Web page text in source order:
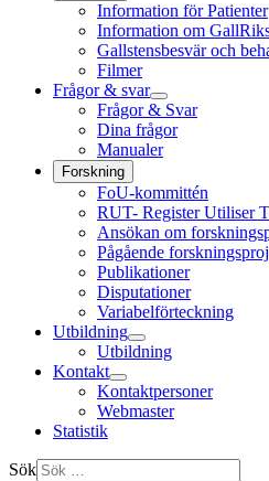
Information för Patienter
Information om
Gallstensbesvär och
Filmer
Frågor & svar
Frågor & Svar
Dina frågor
Manualer
Forskning
FoU-kommittén
RUT- Register Utiliser
Ansökan om
Pågående
Publikationer
Disputationer
Variabelförteckning
Utbildning
Utbildning
Kontakt
Kontaktpersoner
Webmaster
Statistik
Sök